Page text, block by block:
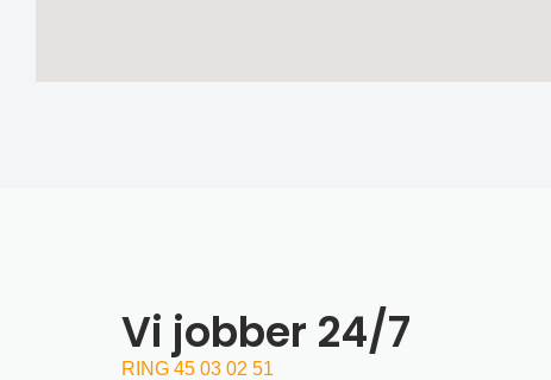
Vi jobber 24/7
RING 45 03 02 51